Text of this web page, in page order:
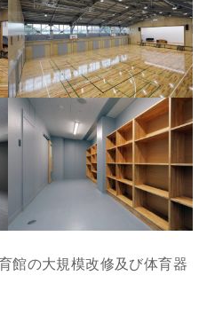
館の大規模改修及び体育器